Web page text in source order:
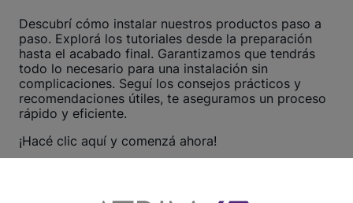
Descubrí cómo instalar nuestros productos paso a
paso. Explorá los tutoriales desde la preparación
hasta el acabado final. Garantizamos que tendrás
todo lo necesario para una instalación sin
complicaciones. Seguí los consejos prácticos y
recomendaciones útiles, te aseguramos un proceso
rápido y eficiente.
¡Hacé clic aquí y comenzá ahora!